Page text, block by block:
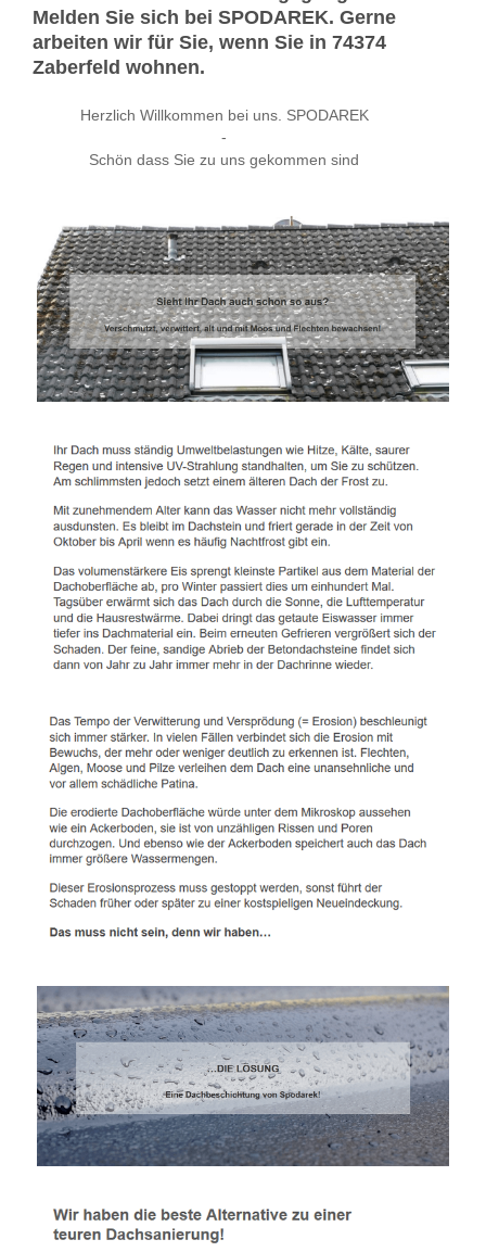
Melden Sie sich bei SPODAREK. Gerne
arbeiten wir für Sie, wenn Sie in 74374
Zaberfeld wohnen.
Herzlich Willkommen bei uns. SPODAREK
-
Schön dass Sie zu uns gekommen sind